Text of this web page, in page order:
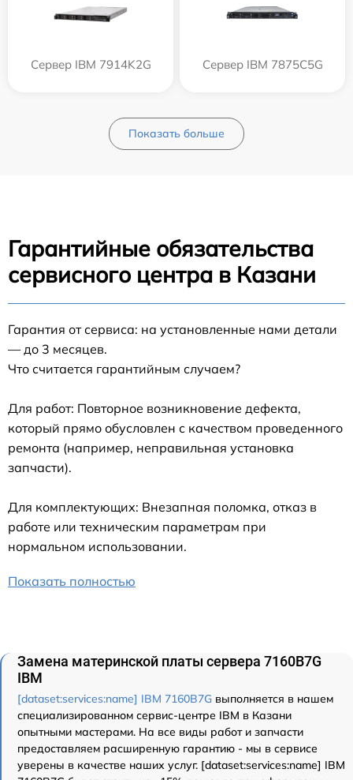
Сервер IBM 7914K2G Сервер IBM 7875C5G
Показать больше
Гарантийные обязательства
сервисного центра в Казани
Гарантия от сервиса: на установленные нами детали
— до 3 месяцев.
Что считается гарантийным случаем?
Для работ: Повторное возникновение дефекта,
который прямо обусловлен с качеством проведенного
ремонта (например, неправильная установка
запчасти).
Для комплектующих: Внезапная поломка, отказ в
работе или техническим параметрам при
нормальном использовании.
Показать полностью
Замена материнской платы сервера 7160B7G
IBM
[dataset:services:name] IBM 7160B7G выполняется в нашем
специализированном сервис-центре IBM в Казани
опытными мастерами. На все виды работ и запчасти
предоставляем расширенную гарантию - мы в сервисе
уверены в качестве наших услуг. [dataset:services:name] IBM